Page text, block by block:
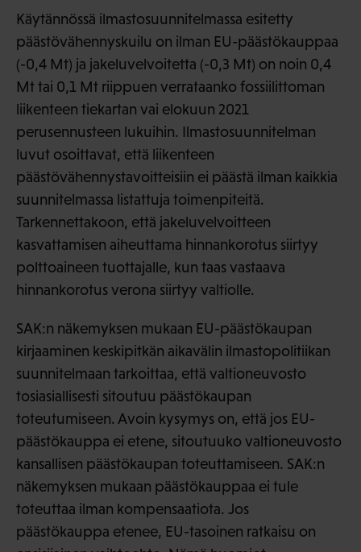
Käytännössä ilmastosuunnitelmassa esitetty
päästövähennyskuilu on ilman EU-päästökauppaa
(-0,4 Mt) ja jakeluvelvoitetta (-0,3 Mt) on noin 0,4
Mt tai 0,1 Mt riippuen verrataanko fossiilittoman
liikenteen tiekartan vai elokuun 2021
perusennusteen lukuihin. Ilmastosuunnitelman
luvut osoittavat, että liikenteen
päästövähennystavoitteisiin ei päästä ilman kaikkia
suunnitelmassa listattuja toimenpiteitä.
Tarkennettakoon, että jakeluvelvoitteen
kasvattamisen aiheuttama hinnankorotus siirtyy
polttoaineen tuottajalle, kun taas vastaava
hinnankorotus verona siirtyy valtiolle.
SAK:n näkemyksen mukaan EU-päästökaupan
kirjaaminen keskipitkän aikavälin ilmastopolitiikan
suunnitelmaan tarkoittaa, että valtioneuvosto
tosiasiallisesti sitoutuu päästökaupan
toteutumiseen. Avoin kysymys on, että jos EU-
päästökauppa ei etene, sitoutuuko valtioneuvosto
kansallisen päästökaupan toteuttamiseen. SAK:n
näkemyksen mukaan päästökauppaa ei tule
toteuttaa ilman kompensaatiota. Jos
päästökauppa etenee, EU-tasoinen ratkaisu on